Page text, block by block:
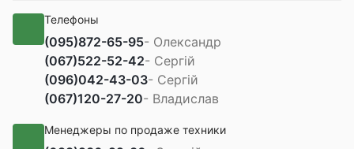
Телефоны
(095)872-65-95- Олександр
(067)522-52-42- Сергій
(096)042-43-03- Сергій
(067)120-27-20- Владислав
Менеджеры по продаже техники